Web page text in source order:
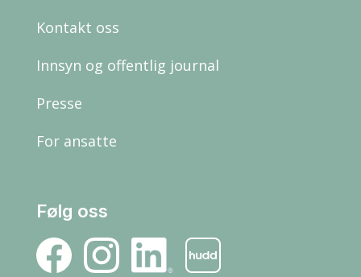
Kontakt oss
Innsyn og offentlig journal
Presse
For ansatte
Følg oss